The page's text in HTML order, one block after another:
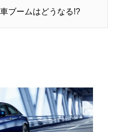
ブームはどうなる!?